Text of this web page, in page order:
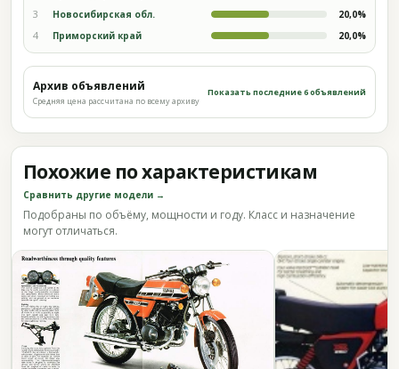
3 Новосибирская обл. 20,0%
4 Приморский край 20,0%
Архив объявлений
Средняя цена рассчитана по всему архиву
Показать последние 6 объявлений
Похожие по характеристикам
Сравнить другие модели →
Подобраны по объёму, мощности и году. Класс и назначение
могут отличаться.